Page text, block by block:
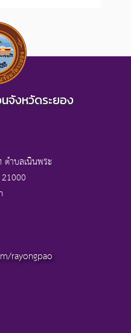
จังหวัดระยอง
ำบลเนินพระ
rayongpao